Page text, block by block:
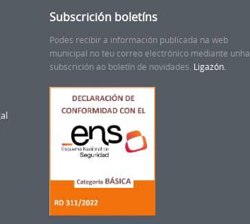
Subscrición boletíns
Podes recibir a información publicada na web
municipal no teu correo electrónico mediante unha
subscrición ao boletín de novidades. Ligazón.